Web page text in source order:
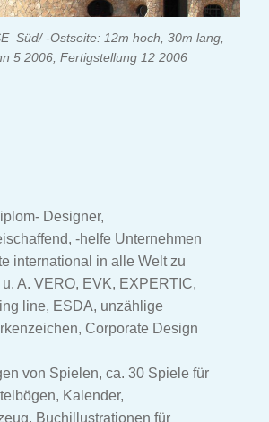
Süd/ -Ostseite: 12m hoch, 30m lang,
5 2006, Fertigstellung 12 2006
Designer,
-helfe Unternehmen
international in alle Welt zu
A. VERO, EVK, EXPERTIC,
line, ESDA, unzählige
Corporate Design
von Spielen, ca. 30 Spiele für
Kalender,
Buchillustrationen für